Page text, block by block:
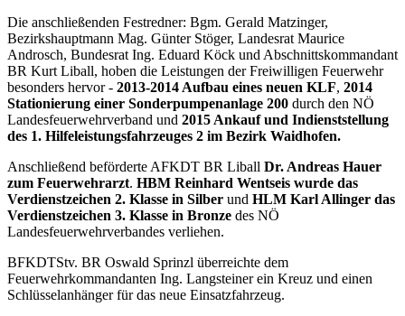
Die anschließenden Festredner: Bgm. Gerald Matzinger,
Bezirkshauptmann Mag. Günter Stöger, Landesrat Maurice
Androsch, Bundesrat Ing. Eduard Köck und Abschnittskommandant
BR Kurt Liball, hoben die Leistungen der Freiwilligen Feuerwehr
besonders hervor - 2013-2014 Aufbau eines neuen KLF, 2014
Stationierung einer Sonderpumpenanlage 200 durch den NÖ
Landesfeuerwehrverband und 2015 Ankauf und Indienststellung
des 1. Hilfeleistungsfahrzeuges 2 im Bezirk Waidhofen.
Anschließend beförderte AFKDT BR Liball Dr. Andreas Hauer
zum Feuerwehrarzt. HBM Reinhard Wentseis wurde das
Verdienstzeichen 2. Klasse in Silber und HLM Karl Allinger das
Verdienstzeichen 3. Klasse in Bronze des NÖ
Landesfeuerwehrverbandes verliehen.
BFKDTStv. BR Oswald Sprinzl überreichte dem
Feuerwehrkommandanten Ing. Langsteiner ein Kreuz und einen
Schlüsselanhänger für das neue Einsatzfahrzeug.